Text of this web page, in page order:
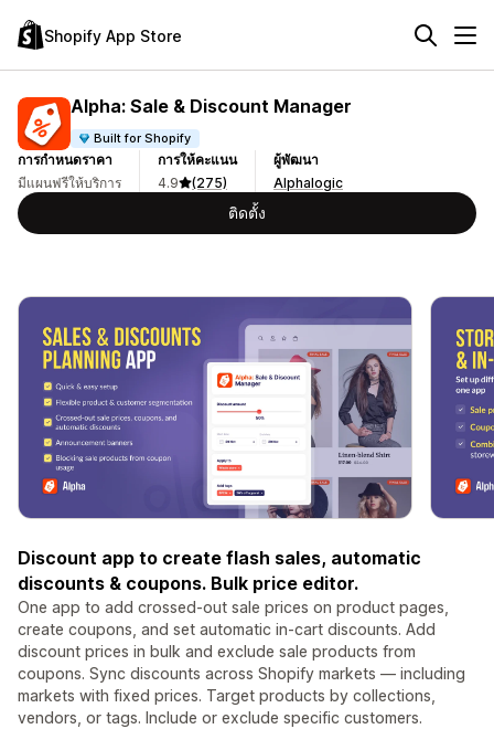
Shopify App Store
Alpha: Sale & Discount Manager
Built for Shopify
การกำหนดราคา
มีแผนฟรีให้บริการ
การให้คะแนน
4.9
(275)
ผู้พัฒนา
Alphalogic
ติดตั้ง
Discount app to create flash sales, automatic
discounts & coupons. Bulk price editor.
One app to add crossed-out sale prices on product pages,
create coupons, and set automatic in-cart discounts. Add
discount prices in bulk and exclude sale products from
coupons. Sync discounts across Shopify markets — including
markets with fixed prices. Target products by collections,
vendors, or tags. Include or exclude specific customers.